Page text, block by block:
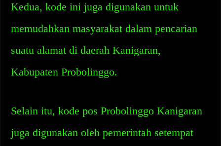
Kedua, kode ini juga digunakan untuk
memudahkan masyarakat dalam pencarian
suatu alamat di daerah Kanigaran,
Kabupaten Probolinggo.
Selain itu, kode pos Probolinggo Kanigaran
juga digunakan oleh pemerintah setempat